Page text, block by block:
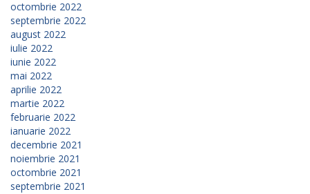
octombrie 2022
septembrie 2022
august 2022
iulie 2022
iunie 2022
mai 2022
aprilie 2022
martie 2022
februarie 2022
ianuarie 2022
decembrie 2021
noiembrie 2021
octombrie 2021
septembrie 2021